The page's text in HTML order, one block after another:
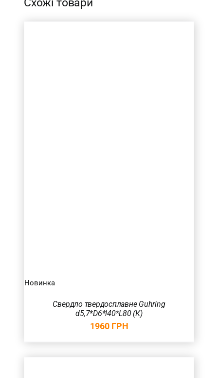
Новинка
Свердло твердосплавне Guhring
d5,7*D6*l40*L80 (К)
1960 ГРН